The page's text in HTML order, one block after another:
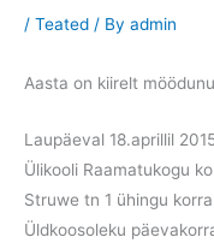
/ Teated / By admin
Aasta on kiirelt
Laupäeval 18.aprillil
Ülikooli Raamatukogu
Struwe tn 1 ühingu
Üldkoosoleku